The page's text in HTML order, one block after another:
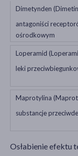
Dimetynden
antagoniści
ośrodkowym
Loperamid
leki
Maprotylina
substancje
Osłabienie efektu